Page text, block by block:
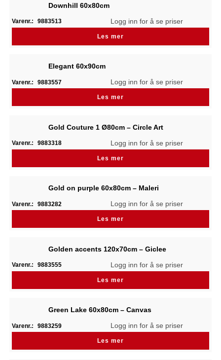
Downhill 60x80cm
Varenr.: 9883513 Logg inn for å se priser
Les mer
Elegant 60x90cm
Varenr.: 9883557 Logg inn for å se priser
Les mer
Gold Couture 1 Ø80cm – Circle Art
Varenr.: 9883318 Logg inn for å se priser
Les mer
Gold on purple 60x80cm – Maleri
Varenr.: 9883282 Logg inn for å se priser
Les mer
Golden accents 120x70cm – Giclee
Varenr.: 9883555 Logg inn for å se priser
Les mer
Green Lake 60x80cm – Canvas
Varenr.: 9883259 Logg inn for å se priser
Les mer